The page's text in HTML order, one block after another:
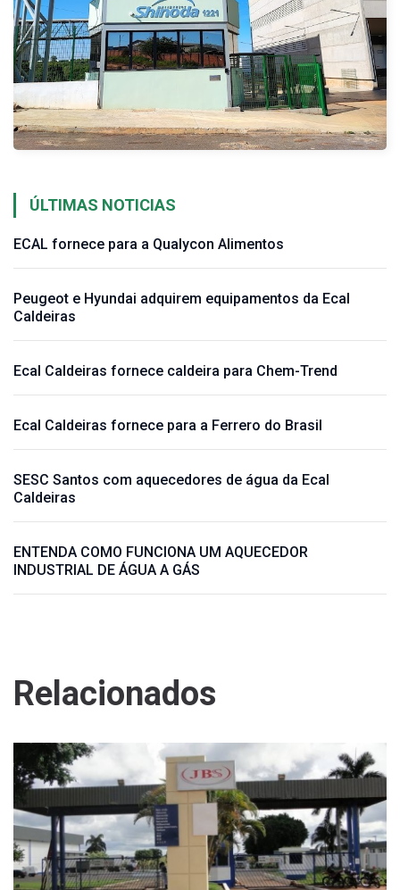
ÚLTIMAS NOTICIAS
ECAL fornece para a Qualycon Alimentos
Peugeot e Hyundai adquirem equipamentos da Ecal
Caldeiras
Ecal Caldeiras fornece caldeira para Chem-Trend
Ecal Caldeiras fornece para a Ferrero do Brasil
SESC Santos com aquecedores de água da Ecal
Caldeiras
ENTENDA COMO FUNCIONA UM AQUECEDOR
INDUSTRIAL DE ÁGUA A GÁS
Relacionados